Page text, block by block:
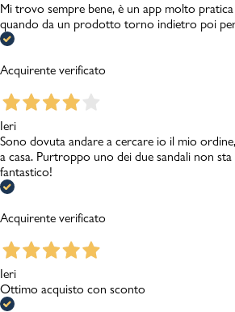
Mi trovo sempre bene, è un app molto
quando da un prodotto torno indietro poi
Acquirente verificato
Ieri
Sono dovuta andare a cercare io il mio
a casa. Purtroppo uno dei due sandali non
fantastico!
Acquirente verificato
Ieri
Ottimo acquisto con sconto